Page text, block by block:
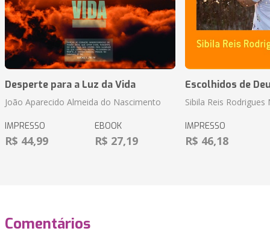
Desperte para a Luz da Vida
João Aparecido Almeida do Nascimento
IMPRESSO
R$ 44,99
EBOOK
R$ 27,19
Escolhidos de
Sibila Reis
IMPRESSO
R$ 46,18
Comentários